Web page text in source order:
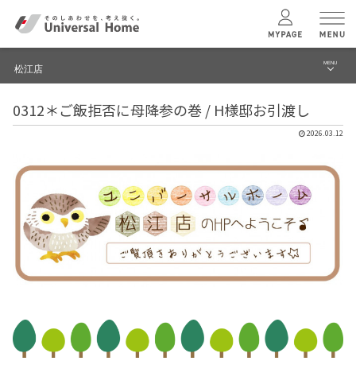
ユニバーサル ホームの特長
コンセプトプラン
テクノロジー
建築実例
シミュレー ション
松江店 MENU
ブログ
イベント
モデルハウス見学予約
松江店 TOPへ
0312＊ご飯拒否に母降参の巻 / H様邸お引渡し
2026.03.12